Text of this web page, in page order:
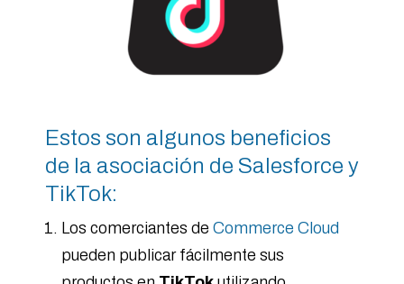
Estos son algunos beneficios
de la asociación de Salesforce y
TikTok:
Los comerciantes de Commerce Cloud
pueden publicar fácilmente sus